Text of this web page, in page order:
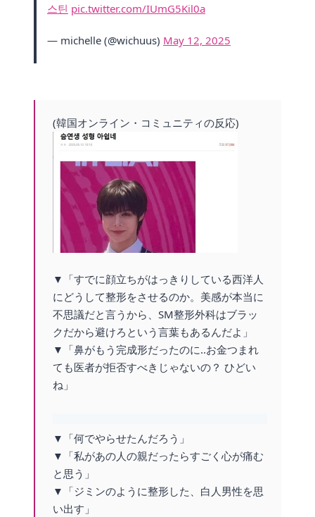
스틴 pic.twitter.com/IUmG5Kil0a
— michelle (@wichuus) May 12, 2025
(韓国オンライン・コミュニティの反応)
▼「すでに顔立ちがはっきりしている西洋人
にどうして整形をさせるのか。美感が本当に
不思議だと言うから、SM整形外科はブラッ
クだから避けろという言葉もあるんだよ」
▼「鼻がもう完成形だったのに..お金つまれ
ても医者が拒否すべきじゃないの？ ひどい
ね」
▼「何でやらせたんだろう」
▼「私があの人の親だったらすごく心が痛む
と思う」
▼「ジミンのように整形した、白人男性を思
い出す」